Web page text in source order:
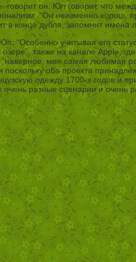
он. Юп говорит, что
“Он неизменно хорош,
конце дубля, запомнит имена
“Особенно учитывая его
также на канале Apple,
моя самая любимая
оба проекта
одежду 1700-х годов и
разные сценарии и